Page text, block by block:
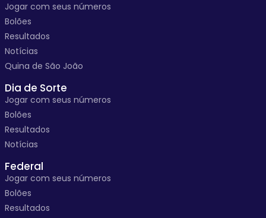
Jogar com seus números
Bolões
Resultados
Notícias
Quina de São João
Dia de Sorte
Jogar com seus números
Bolões
Resultados
Notícias
Federal
Jogar com seus números
Bolões
Resultados